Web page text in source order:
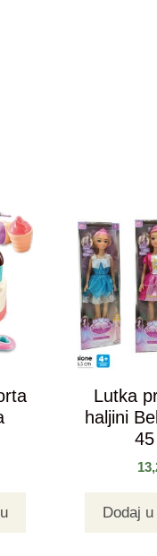
Lutka
haljini
Dodaj